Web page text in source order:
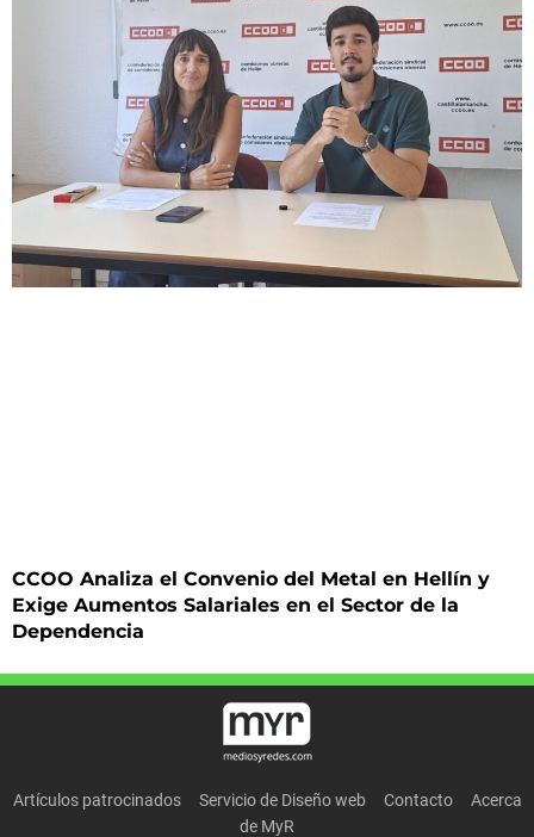
CCOO Analiza el Convenio del Metal en Hellín y
Exige Aumentos Salariales en el Sector de la
Dependencia
Artículos patrocinados Servicio de Diseño web Contacto
Acerca
de MyR